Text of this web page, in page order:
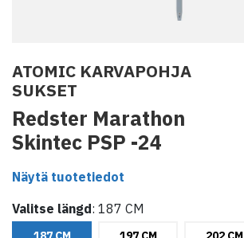
ATOMIC KARVAPOHJA
SUKSET
Redster Marathon
Skintec PSP -24
Näytä tuotetiedot
Valitse längd: 187 CM